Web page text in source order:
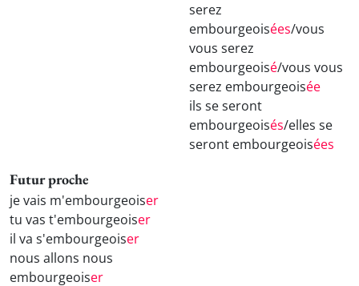
serez
embourgeoisées/vous
vous serez
embourgeoisé/vous vous
serez embourgeoisée
ils se seront
embourgeoisés/elles se
seront embourgeoisées
Futur proche
je vais m'embourgeoiser
tu vas t'embourgeoiser
il va s'embourgeoiser
nous allons nous
embourgeoiser